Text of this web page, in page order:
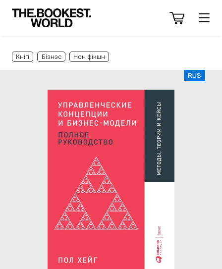
Кнігі Бізнэс Нон фікшн
RUS